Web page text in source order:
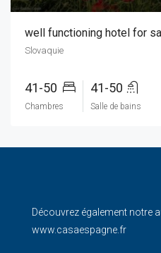
Slovaquie
41-50
Chambres
41-50
Salle de bains
Découvrez également notre
www.casaespagne.fr